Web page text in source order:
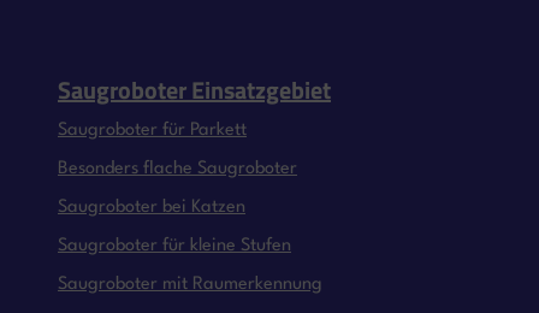
Saugroboter Einsatzgebiet
Saugroboter für Parkett
Besonders flache Saugroboter
Saugroboter bei Katzen
Saugroboter für kleine Stufen
Saugroboter mit Raumerkennung